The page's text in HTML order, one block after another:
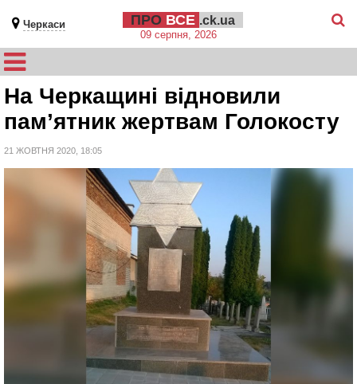
Черкаси ПРО ВСЕ .ck.ua
09 серпня, 2026
На Черкащині відновили
пам’ятник жертвам Голокосту
21 ЖОВТНЯ 2020, 18:05